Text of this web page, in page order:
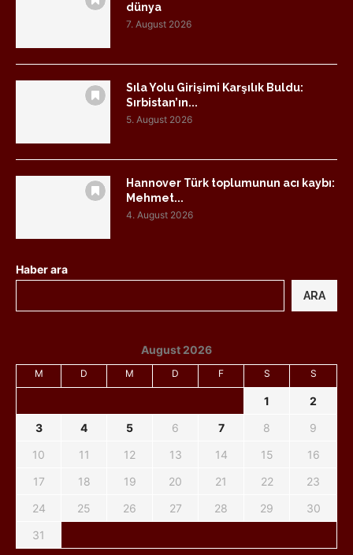
dünya
7. August 2026
Sıla Yolu Girişimi Karşılık Buldu:
Sırbistan’ın...
5. August 2026
Hannover Türk toplumunun acı kaybı:
Mehmet...
4. August 2026
Haber ara
ARA
August 2026
M D M D F S S
1
2
3
4 5 6 7 8
9
10
11 12 13 14 15
16
17
18 19 20 21 22
23
24
25 26 27 28 29
30
31